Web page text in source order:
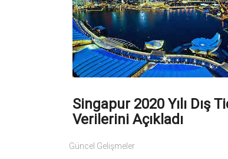
Singapur 2020 Yılı Dış
Verilerini Açıkladı
Güncel Gelişmeler